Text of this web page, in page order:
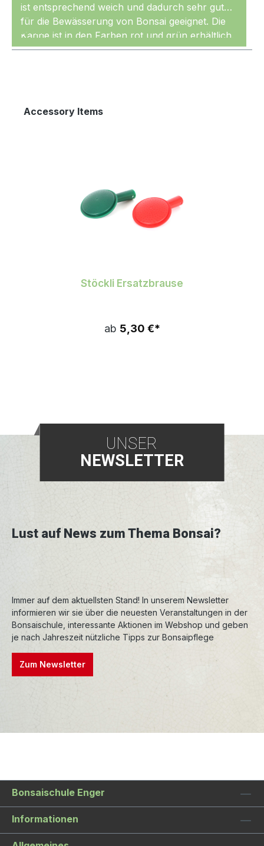
ist entsprechend weich und dadurch sehr gut
für die Bewässerung von Bonsai geeignet. Die
Kanne ist in den Farben rot und grün erhältlich.
Stöckli gibt auf die Gießkanne eine Garantie von
Mehr
Produktgalerie überspringen
Accessory Items
Stöckli Ersatzbrause
ab 5,30 €*
UNSER
NEWSLETTER
Lust auf News zum Thema Bonsai?
Immer auf dem aktuellsten Stand! In unserem Newsletter
informieren wir sie über die neuesten Veranstaltungen in der
Bonsaischule, interessante Aktionen im Webshop und geben
je nach Jahreszeit nützliche Tipps zur Bonsaipflege
Zum Newsletter
Bonsaischule Enger
Informationen